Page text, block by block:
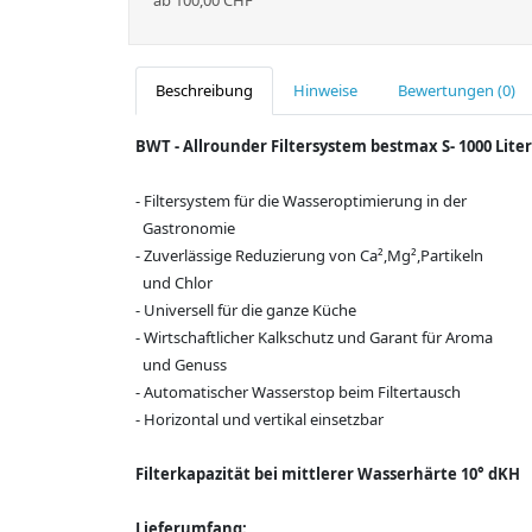
Beschreibung Hinweise Bewertungen (0)
BWT - Allrounder Filtersystem bestmax S- 1000 Liter
- Filtersystem für die Wasseroptimierung in der
Gastronomie
- Zuverlässige Reduzierung von Ca²,Mg²,Partikeln
und Chlor
- Universell für die ganze Küche
- Wirtschaftlicher Kalkschutz und Garant für Aroma
und Genuss
- Automatischer Wasserstop beim Filtertausch
- Horizontal und vertikal einsetzbar
Filterkapazität bei mittlerer Wasserhärte 10° dKH